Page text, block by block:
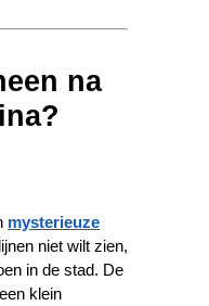
na
mysterieuze
niet wilt zien,
in de stad. De
klein